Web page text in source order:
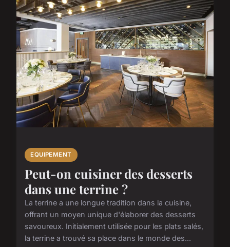
EQUIPEMENT
Peut-on cuisiner des desserts
dans une terrine ?
La terrine a une longue tradition dans la cuisine,
offrant un moyen unique d'élaborer des desserts
savoureux. Initialement utilisée pour les plats salés,
la terrine a trouvé sa place dans le monde des...